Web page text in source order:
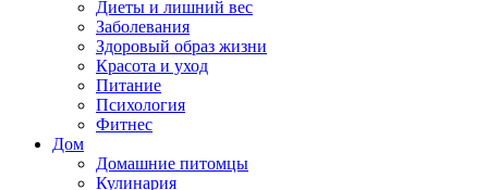
Диеты и лишний вес
Заболевания
Здоровый образ жизни
Красота и уход
Питание
Психология
Фитнес
Дом
Домашние питомцы
Кулинария